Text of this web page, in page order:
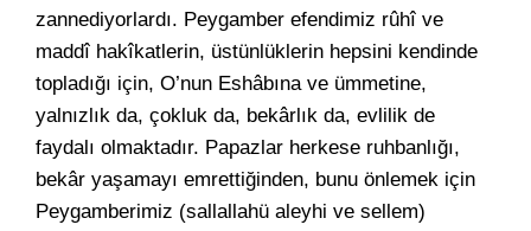
zannediyorlardı. Peygamber efendimiz rûhî ve
maddî hakîkatlerin, üstünlüklerin hepsini kendinde
topladığı için, O’nun Eshâbına ve ümmetine,
yalnızlık da, çokluk da, bekârlık da, evlilik de
faydalı olmaktadır. Papazlar herkese ruhbanlığı,
bekâr yaşamayı emrettiğinden, bunu önlemek için
Peygamberimiz (sallallahü aleyhi ve sellem)